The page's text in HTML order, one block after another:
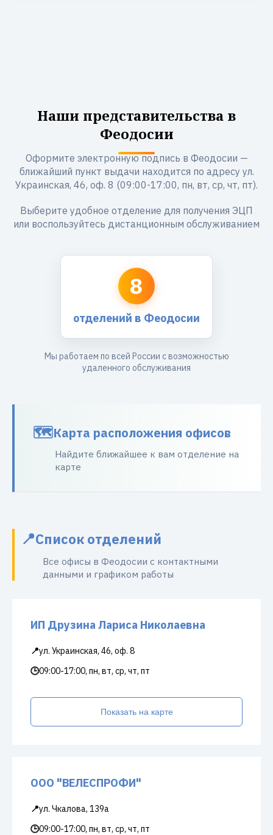
Наши представительства в
Феодосии
Оформите электронную подпись в Феодосии —
ближайший пункт выдачи находится по адресу ул.
Украинская, 46, оф. 8 (09:00-17:00, пн, вт, ср, чт, пт).
Выберите удобное отделение для получения ЭЦП
или воспользуйтесь дистанционным обслуживанием
8
отделений в Феодосии
Мы работаем по всей России с возможностью
удаленного обслуживания
Карта расположения офисов
Найдите ближайшее к вам отделение на
карте
Список отделений
Все офисы в Феодосии с контактными
данными и графиком работы
ИП Друзина Лариса Николаевна
📍ул. Украинская, 46, оф. 8
🕒09:00-17:00, пн, вт, ср, чт, пт
Показать на карте
ООО "ВЕЛЕСПРОФИ"
📍ул. Чкалова, 139а
🕒09:00-17:00, пн, вт, ср, чт, пт